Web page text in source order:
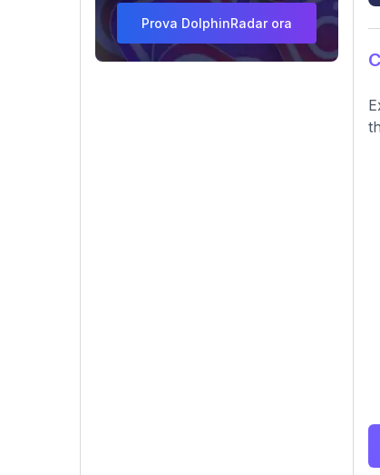
Prova DolphinRadar ora